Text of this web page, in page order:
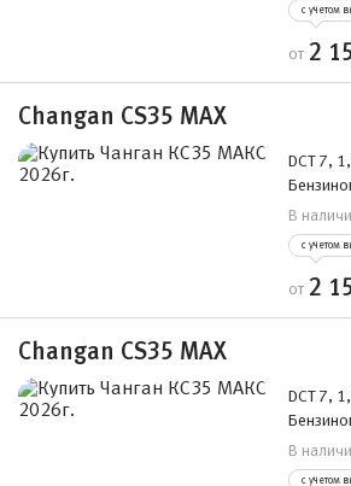
с учетом
от 2
Changan CS35 MAX
DCT 7,
В
с учетом
от 2
Changan CS35 MAX
DCT 7,
В
с учетом